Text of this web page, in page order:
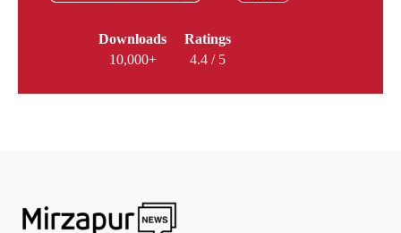
Downloads
10,000+
Ratings
4.4 / 5